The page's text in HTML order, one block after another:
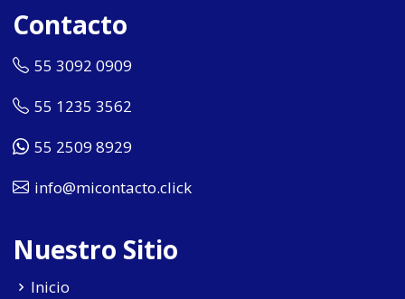
Contacto
55 3092 0909
55 1235 3562
55 2509 8929
info@micontacto.click
Nuestro Sitio
Inicio